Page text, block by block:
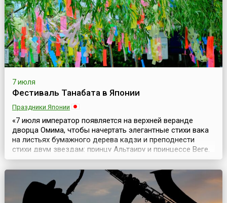
7 июля
Фестиваль Танабата в Японии
Праздники Японии
«7 июля император появляется на верхней веранде
дворца Омима, чтобы начертать элегантные стихи вака
на листьях бумажного дерева кадзи и преподнести
стихи двум звездам: принцу Альтаиру и принцессе Веге.
Согласно легенде влюбленные звезды могли
встретиться, перейдя Млечный Путь, только раз в году
— в эту июльскую ночь.Для церемонии «Звездного
фестиваля» перед императором на специальной
церемониа...